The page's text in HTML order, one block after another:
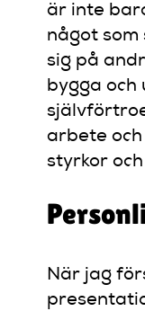
är inte
något som
sig på
bygga
arbete
styrkor
När jag